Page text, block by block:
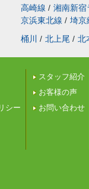
高崎線 / 湘南新宿
京浜東北線 / 埼京
桶川 / 北上尾 / 北
シー
スタッフ紹介
お客様の声
お問い合わせ